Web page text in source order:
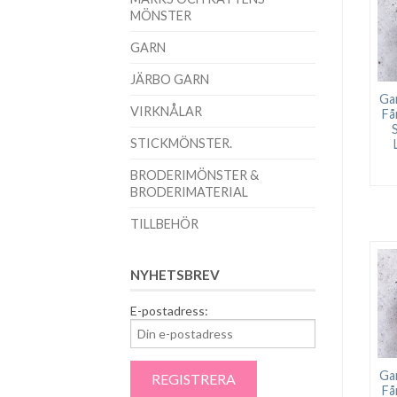
MÖNSTER
GARN
JÄRBO GARN
VIRKNÅLAR
STICKMÖNSTER.
BRODERIMÖNSTER &
BRODERIMATERIAL
TILLBEHÖR
NYHETSBREV
E-postadress: